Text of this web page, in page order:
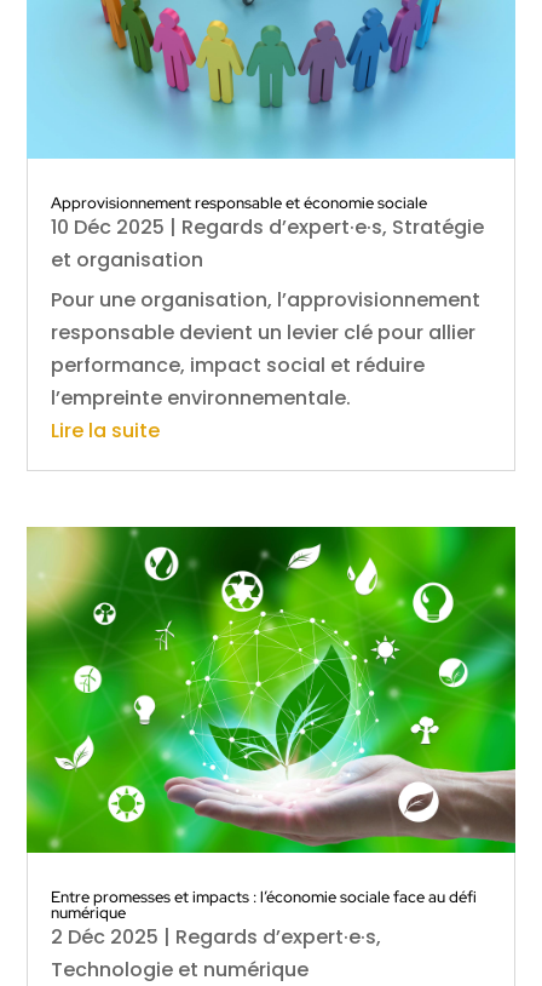
Approvisionnement responsable et économie sociale
10 Déc 2025 | Regards d’expert·e·s, Stratégie
et organisation
Pour une organisation, l’approvisionnement
responsable devient un levier clé pour allier
performance, impact social et réduire
l’empreinte environnementale.
Lire la suite
Entre promesses et impacts : l’économie sociale face au défi
numérique
2 Déc 2025 | Regards d’expert·e·s,
Technologie et numérique